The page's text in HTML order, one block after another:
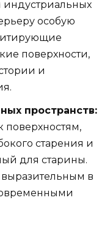
особую
поверхности,
и
пространств:
старения и
для старины.
в